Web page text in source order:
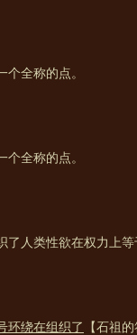
全称的点。
全称的点。
了人类性欲在权力上
环绕在组织了
【石祖